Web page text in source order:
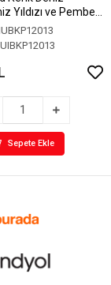
Yıldızı ve Pembe
Sepete Ekle